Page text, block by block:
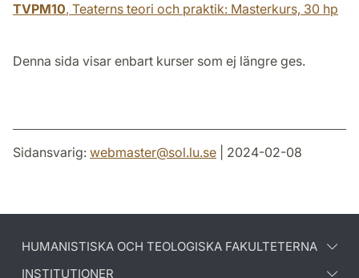
TVPM10, Teaterns teori och praktik: Masterkurs, 30 hp
Denna sida visar enbart kurser som ej längre ges.
Sidansvarig: webmaster@sol.lu.se | 2024-02-08
HUMANISTISKA OCH TEOLOGISKA FAKULTETERNA
INSTITUTIONER